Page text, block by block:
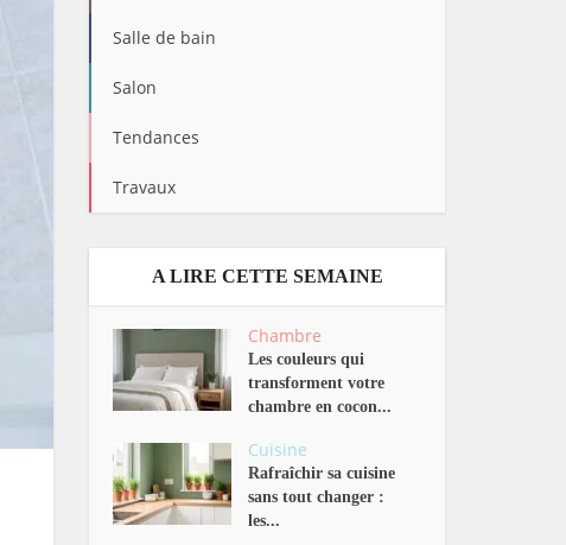
Salle de bain
Salon
Tendances
Travaux
A LIRE CETTE SEMAINE
Chambre
Les couleurs qui
transforment votre
chambre en cocon...
Cuisine
Rafraîchir sa cuisine
sans tout changer :
les...